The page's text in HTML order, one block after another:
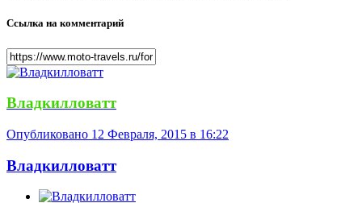
Ссылка на комментарий
Владкилловатт
Опубликовано 12 Февраля, 2015 в 16:22
Владкилловатт